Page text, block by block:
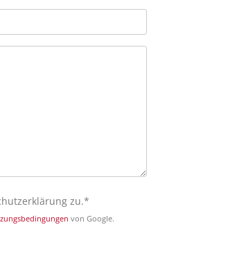
zu.*
von Google.